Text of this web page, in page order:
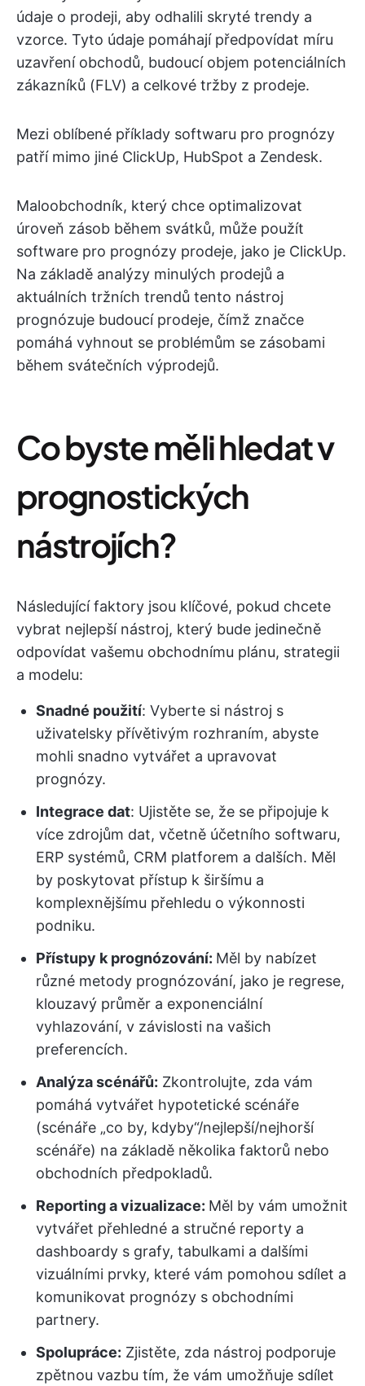
údaje o prodeji, aby odhalili skryté trendy a
vzorce. Tyto údaje pomáhají předpovídat míru
uzavření obchodů, budoucí objem potenciálních
zákazníků (FLV) a celkové tržby z prodeje.
Mezi oblíbené příklady softwaru pro prognózy
patří mimo jiné ClickUp, HubSpot a Zendesk.
Maloobchodník, který chce optimalizovat
úroveň zásob během svátků, může použít
software pro prognózy prodeje, jako je ClickUp.
Na základě analýzy minulých prodejů a
aktuálních tržních trendů tento nástroj
prognózuje budoucí prodeje, čímž značce
pomáhá vyhnout se problémům se zásobami
během svátečních výprodejů.
Co byste měli hledat v
prognostických
nástrojích?
Následující faktory jsou klíčové, pokud chcete
vybrat nejlepší nástroj, který bude jedinečně
odpovídat vašemu obchodnímu plánu, strategii
a modelu:
Snadné použití: Vyberte si nástroj s
uživatelsky přívětivým rozhraním, abyste
mohli snadno vytvářet a upravovat
prognózy.
Integrace dat: Ujistěte se, že se připojuje k
více zdrojům dat, včetně účetního softwaru,
ERP systémů, CRM platforem a dalších. Měl
by poskytovat přístup k širšímu a
komplexnějšímu přehledu o výkonnosti
podniku.
Přístupy k prognózování: Měl by nabízet
různé metody prognózování, jako je regrese,
klouzavý průměr a exponenciální
vyhlazování, v závislosti na vašich
preferencích.
Analýza scénářů: Zkontrolujte, zda vám
pomáhá vytvářet hypotetické scénáře
(scénáře „co by, kdyby“/nejlepší/nejhorší
scénáře) na základě několika faktorů nebo
obchodních předpokladů.
Reporting a vizualizace: Měl by vám umožnit
vytvářet přehledné a stručné reporty a
dashboardy s grafy, tabulkami a dalšími
vizuálními prvky, které vám pomohou sdílet a
komunikovat prognózy s obchodními
partnery.
Spolupráce: Zjistěte, zda nástroj podporuje
zpětnou vazbu tím, že vám umožňuje sdílet